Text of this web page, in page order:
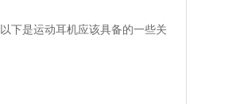
下是运动耳机应该具备的一些关